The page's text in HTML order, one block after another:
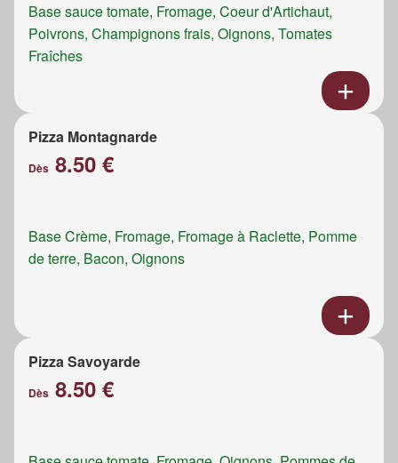
Base sauce tomate, Fromage, Coeur d'Artichaut,
Poivrons, Champignons frais, Oignons, Tomates
Fraîches
Pizza Montagnarde
Dès 8.50 €
Base Crème, Fromage, Fromage à Raclette, Pomme
de terre, Bacon, Oignons
Pizza Savoyarde
Dès 8.50 €